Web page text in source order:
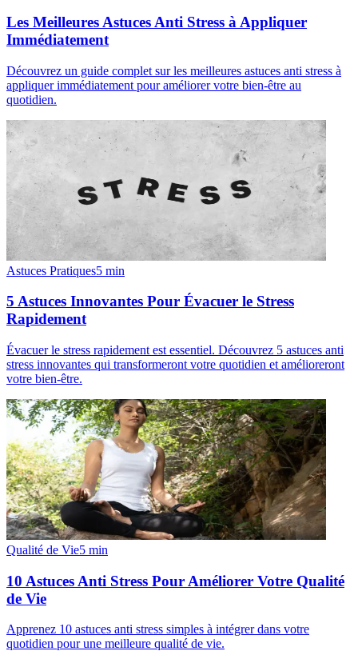
Les Meilleures Astuces Anti Stress à Appliquer
Immédiatement
Découvrez un guide complet sur les meilleures astuces anti stress à
appliquer immédiatement pour améliorer votre bien-être au
quotidien.
Astuces Pratiques5 min
5 Astuces Innovantes Pour Évacuer le Stress
Rapidement
Évacuer le stress rapidement est essentiel. Découvrez 5 astuces anti
stress innovantes qui transformeront votre quotidien et amélioreront
votre bien-être.
Qualité de Vie5 min
10 Astuces Anti Stress Pour Améliorer Votre Qualité
de Vie
Apprenez 10 astuces anti stress simples à intégrer dans votre
quotidien pour une meilleure qualité de vie.